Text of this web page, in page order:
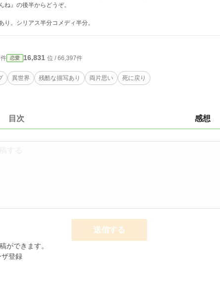
ね』の後半からどうぞ。
り。シリアス半分コメディ半分。
恋愛 16,831 位 / 66,397件
異世界 残酷な描写あり 両片思い 死に戻り
目次 感想
送信する
ができます。
ザ登録